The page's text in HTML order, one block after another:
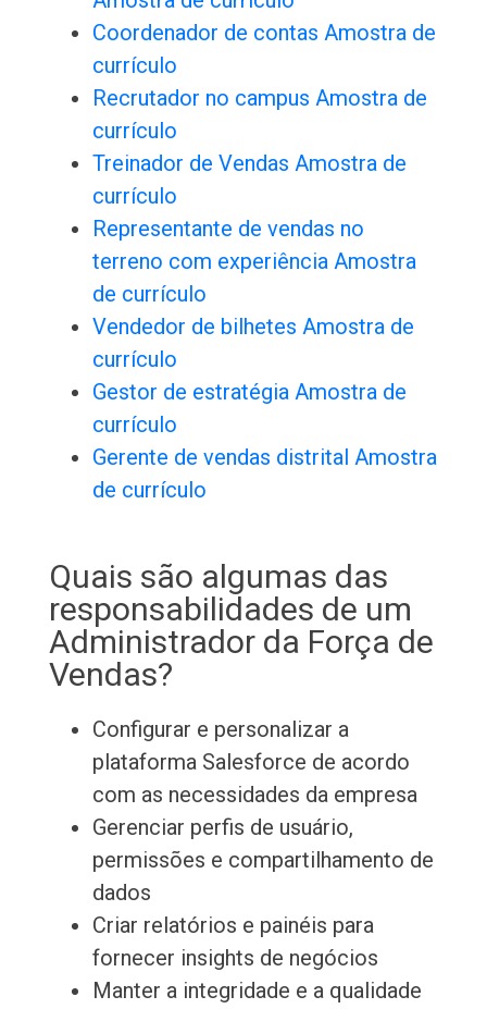
Coordenador de contas Amostra de
currículo
Recrutador no campus Amostra de
currículo
Treinador de Vendas Amostra de
currículo
Representante de vendas no
terreno com experiência Amostra
de currículo
Vendedor de bilhetes Amostra de
currículo
Gestor de estratégia Amostra de
currículo
Gerente de vendas distrital Amostra
de currículo
Quais são algumas das
responsabilidades de um
Administrador da Força de
Vendas?
Configurar e personalizar a
plataforma Salesforce de acordo
com as necessidades da empresa
Gerenciar perfis de usuário,
permissões e compartilhamento de
dados
Criar relatórios e painéis para
fornecer insights de negócios
Manter a integridade e a qualidade